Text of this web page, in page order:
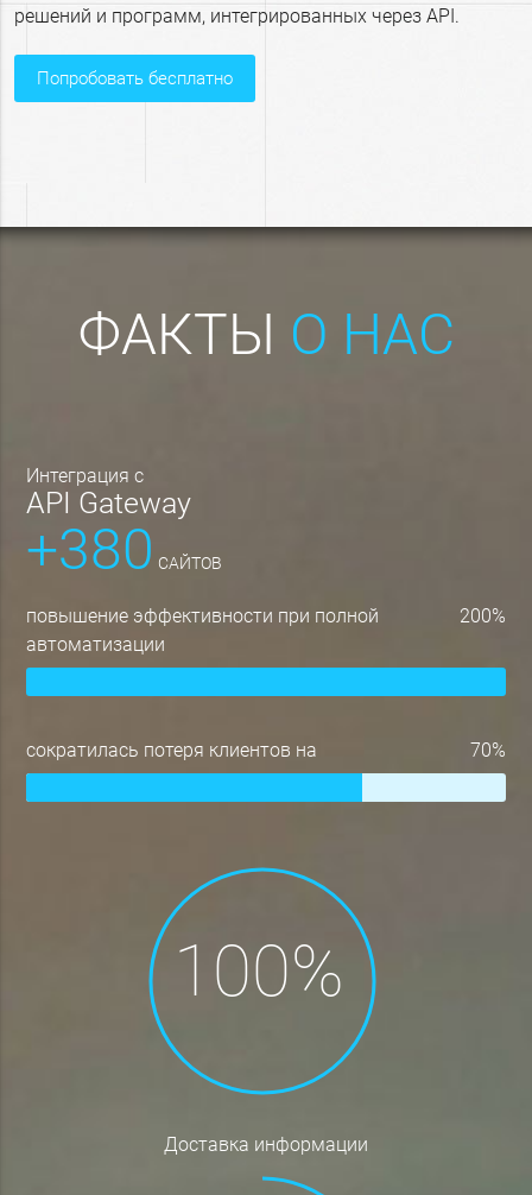
решений и программ, интегрированных через АРI.
попробовать бесплатно
ФАКТЫ О НАС
интеграция с
API Gateway
+380 САЙТОВ
повышение эффективности при полной
автоматизации
200%
сократилась потеря клиентов на 70%
доставка информации